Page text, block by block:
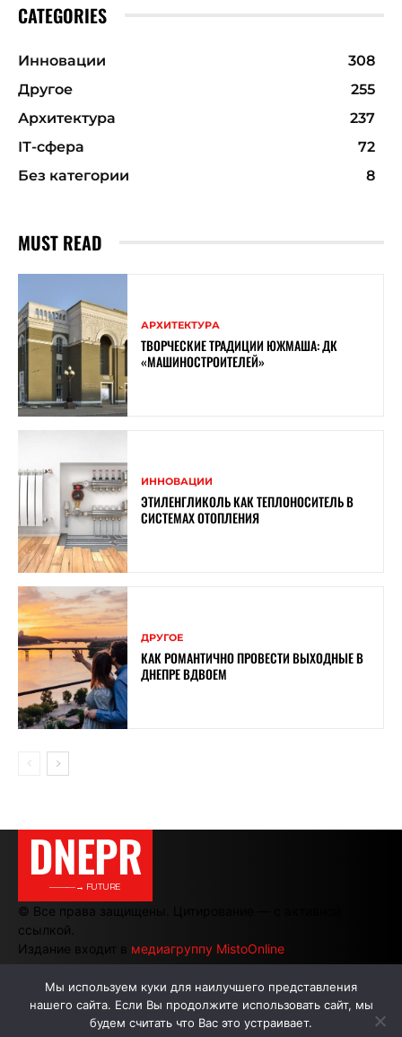
CATEGORIES
Инновации
308
Другое
255
Архитектура
237
ІТ-сфера
72
Без категории
8
MUST READ
АРХИТЕКТУРА
ТВОРЧЕСКИЕ ТРАДИЦИИ ЮЖМАША: ДК
«МАШИНОСТРОИТЕЛЕЙ»
ИННОВАЦИИ
ЭТИЛЕНГЛИКОЛЬ КАК ТЕПЛОНОСИТЕЛЬ В
СИСТЕМАХ ОТОПЛЕНИЯ
ДРУГОЕ
КАК РОМАНТИЧНО ПРОВЕСТИ ВЫХОДНЫЕ В
ДНЕПРЕ ВДВОЕМ
DNEPR
———→ FUTURE
© Все права защищены. Цитирование — с активной
ссылкой.
Издание входит в медиагруппу MistoOnline
АВТОРЫ РЕКЛАМА НА САЙТЕ
Мы используем куки для наилучшего представления
нашего сайта. Если Вы продолжите использовать сайт, мы
будем считать что Вас это устраивает.